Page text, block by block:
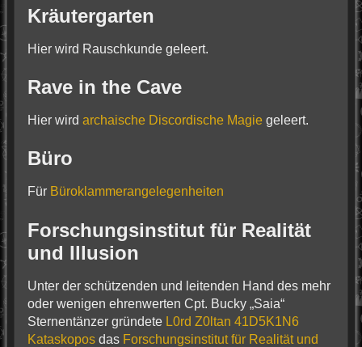
Kräutergarten
Hier wird Rauschkunde geleert.
Rave in the Cave
Hier wird archaische Discordische Magie geleert.
Büro
Für Büroklammerangelegenheiten
Forschungsinstitut für Realität
und Illusion
Unter der schützenden und leitenden Hand des mehr
oder wenigen ehrenwerten Cpt. Bucky „Saia“
Sternentänzer gründete L0rd Z0ltan 41D5K1N6
Kataskopos das Forschungsinstitut für Realität und